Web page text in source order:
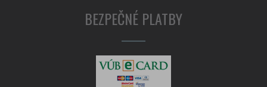
BEZPEČNÉ PLATBY